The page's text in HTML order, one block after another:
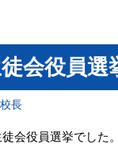
会役員選
長
会役員選挙でした